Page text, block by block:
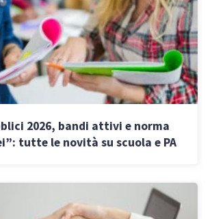
2026, bandi attivi e norma
tutte le novità su scuola e PA